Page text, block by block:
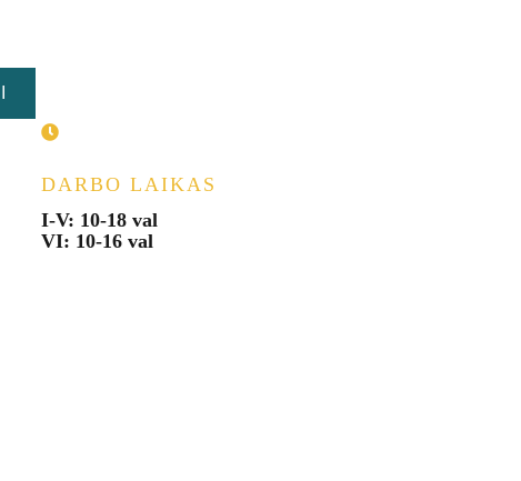
DARBO LAIKAS
I-V: 10-18 val
VI: 10-16 val